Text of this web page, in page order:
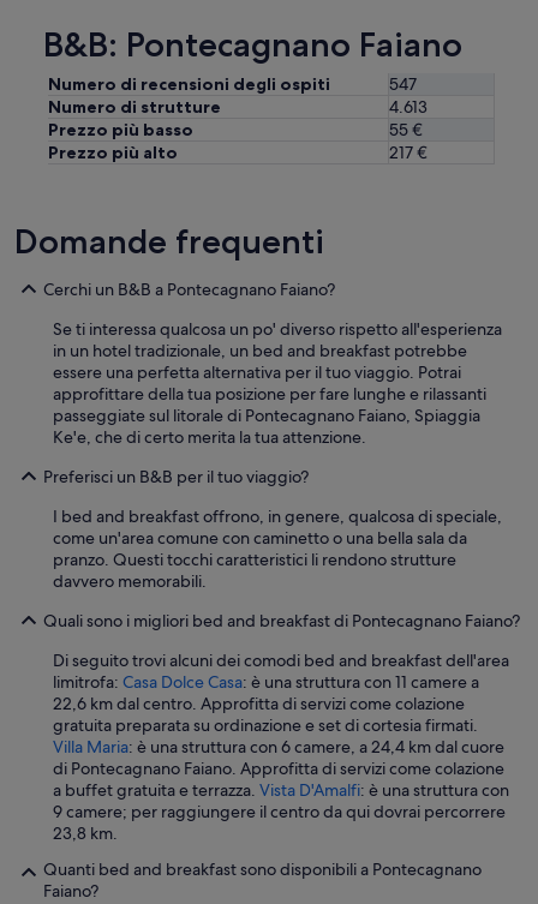
B&B: Pontecagnano Faiano
Numero di recensioni degli ospiti
547
Numero di strutture
4.613
Prezzo più basso
55 €
Prezzo più alto
217 €
Domande frequenti
Cerchi un B&B a Pontecagnano Faiano?
Se ti interessa qualcosa un po' diverso rispetto all'esperienza
in un hotel tradizionale, un bed and breakfast potrebbe
essere una perfetta alternativa per il tuo viaggio. Potrai
approfittare della tua posizione per fare lunghe e rilassanti
passeggiate sul litorale di Pontecagnano Faiano, Spiaggia
Ke'e, che di certo merita la tua attenzione.
Preferisci un B&B per il tuo viaggio?
I bed and breakfast offrono, in genere, qualcosa di speciale,
come un'area comune con caminetto o una bella sala da
pranzo. Questi tocchi caratteristici li rendono strutture
davvero memorabili.
Quali sono i migliori bed and breakfast di Pontecagnano Faiano?
Di seguito trovi alcuni dei comodi bed and breakfast dell'area
limitrofa: Casa Dolce Casa: è una struttura con 11 camere a
22,6 km dal centro. Approfitta di servizi come colazione
gratuita preparata su ordinazione e set di cortesia firmati.
Villa Maria: è una struttura con 6 camere, a 24,4 km dal cuore
di Pontecagnano Faiano. Approfitta di servizi come colazione
a buffet gratuita e terrazza. Vista D'Amalfi: è una struttura con
9 camere; per raggiungere il centro da qui dovrai percorrere
23,8 km.
Quanti bed and breakfast sono disponibili a Pontecagnano
Faiano?